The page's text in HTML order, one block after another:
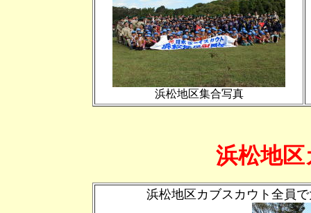
浜松地区集合写真
浜松地
浜松地区カブスカウト全員